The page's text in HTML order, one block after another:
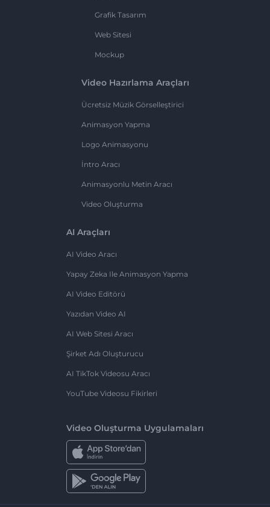
Grafik Tasarım
Web Sitesi
Mockup
Video Hazırlama Araçları
Ücretsiz Müzik Görselleştirici
Animasyon Yapma
Logo Animasyonu
İntro Aracı
Animasyonlu Metin Aracı
Video Oluşturma
AI Araçları
AI Video Aracı
Yapay Zeka Ile Animasyon Yapma
AI Video Editörü
Yazıdan Video AI
AI Web Sitesi Aracı
Şirket Adı Oluşturucu
AI TikTok Videosu Aracı
YouTube Videosu Fikirleri
Video Oluşturma Uygulamaları